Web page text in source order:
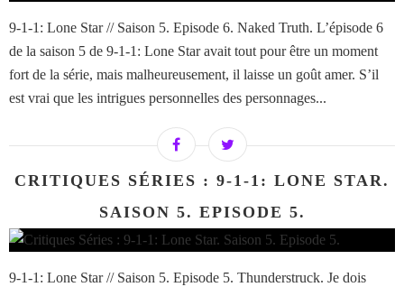
9-1-1: Lone Star // Saison 5. Episode 6. Naked Truth. L’épisode 6
de la saison 5 de 9-1-1: Lone Star avait tout pour être un moment
fort de la série, mais malheureusement, il laisse un goût amer. S’il
est vrai que les intrigues personnelles des personnages...
CRITIQUES SÉRIES : 9-1-1: LONE STAR.
SAISON 5. EPISODE 5.
9-1-1: Lone Star // Saison 5. Episode 5. Thunderstruck. Je dois